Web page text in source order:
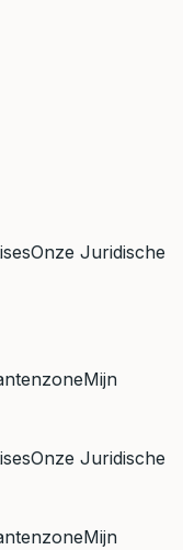
Onze Juridische
Mijn
Onze Juridische
Mijn